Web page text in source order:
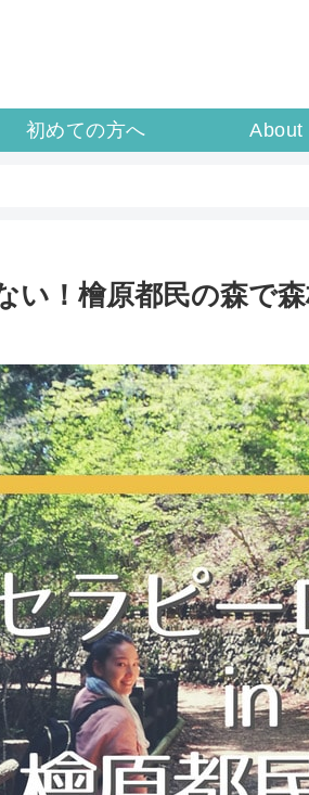
初めての方へ About
い！檜原都民の森で